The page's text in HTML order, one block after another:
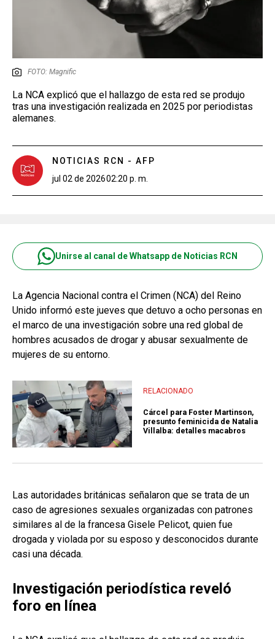
FOTO: Magnific
La NCA explicó que el hallazgo de esta red se produjo
tras una investigación realizada en 2025 por periodistas
alemanes.
NOTICIAS RCN - AFP
jul 02 de 202602:20 p. m.
Unirse al canal de Whatsapp de Noticias RCN
La Agencia Nacional contra el Crimen (NCA) del Reino
Unido informó este jueves que detuvo a ocho personas en
el marco de una investigación sobre una red global de
hombres acusados de drogar y abusar sexualmente de
mujeres de su entorno.
RELACIONADO
Cárcel para Foster Martinson,
presunto feminicida de Natalia
Villalba: detalles macabros
Las autoridades británicas señalaron que se trata de un
caso de agresiones sexuales organizadas con patrones
similares al de la francesa Gisele Pelicot, quien fue
drogada y violada por su esposo y desconocidos durante
casi una década.
Investigación periodística reveló
foro en línea